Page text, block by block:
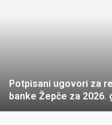
Potpisani ugovori za
banke Žepče za 2026.